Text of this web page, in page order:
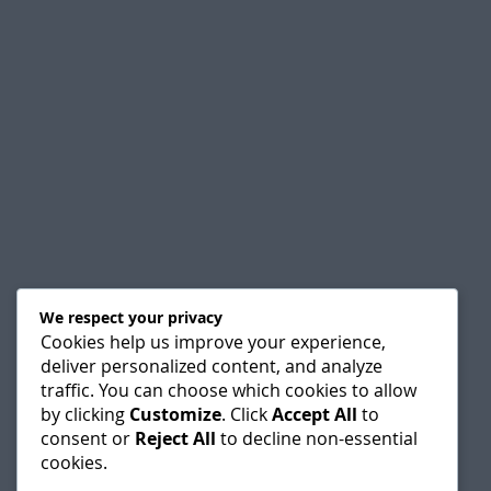
We respect your privacy
Cookies help us improve your experience,
deliver personalized content, and analyze
traffic. You can choose which cookies to allow
by clicking Customize. ClickAccept All to
consent or Reject All to decline non-essential
cookies.